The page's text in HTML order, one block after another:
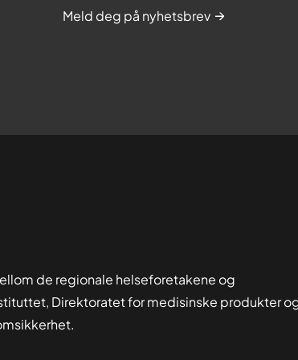
Meld deg på nyhetsbrev
de regionale helseforetakene og
Direktoratet for medisinske produkter